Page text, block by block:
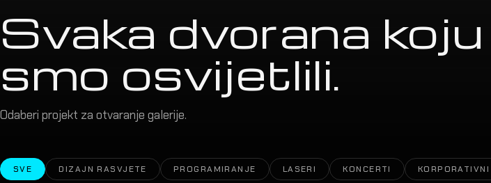
Svaka dvorana koju
smo osvijetlili.
Odaberi projekt za otvaranje galerije.
SVE DIZAJN RASVJETE PROGRAMIRANJE LASERI KONCERTI